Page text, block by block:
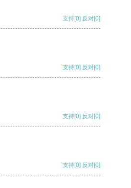
支持[0] 反对[0]
支持[0] 反对[0]
支持[0] 反对[0]
支持[0] 反对[0]